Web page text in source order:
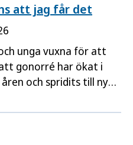
att jag får det
unga vuxna för att
gonorré har ökat i
och spridits till nya